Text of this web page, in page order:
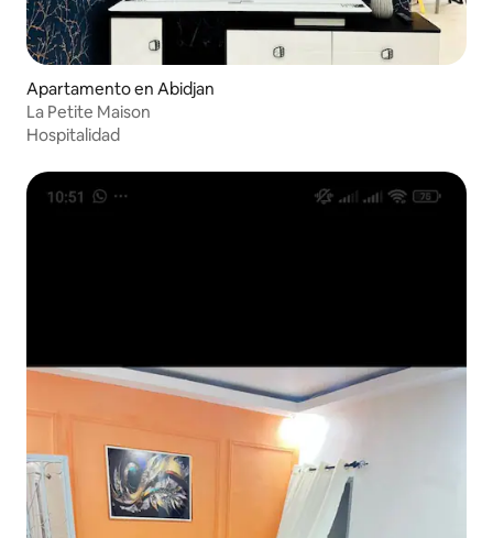
Apartamento en Abidjan
La Petite Maison
Hospitalidad